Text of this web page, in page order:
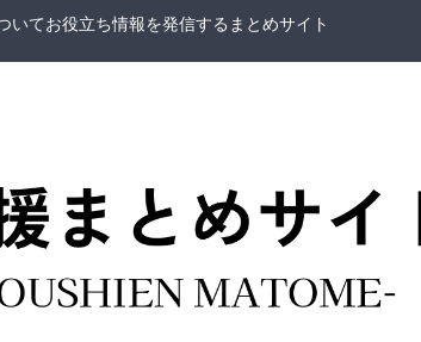
いてお役立ち情報を発信するまとめサイト